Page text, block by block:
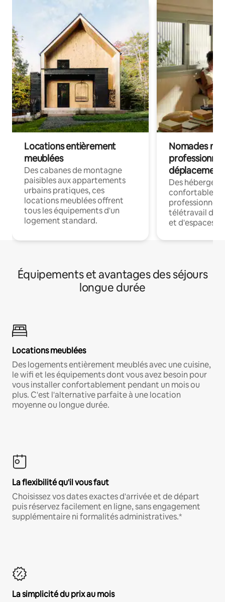
Locations entièrement
meublées
Des cabanes de montagne
paisibles aux appartements
urbains pratiques, ces
locations meublées offrent
tous les équipements d'un
logement standard.
Nomades
déplacement
Des
confortables
professionnels
télétravail
et d'espaces
Équipements et avantages des séjours
longue durée
Locations meublées
Des logements entièrement meublés avec une cuisine,
le wifi et les équipements dont vous avez besoin pour
vous installer confortablement pendant un mois ou
plus. C'est l'alternative parfaite à une location
moyenne ou longue durée.
La flexibilité qu'il vous faut
Choisissez vos dates exactes d'arrivée et de départ
puis réservez facilement en ligne, sans engagement
supplémentaire ni formalités administratives.*
La simplicité du prix au mois